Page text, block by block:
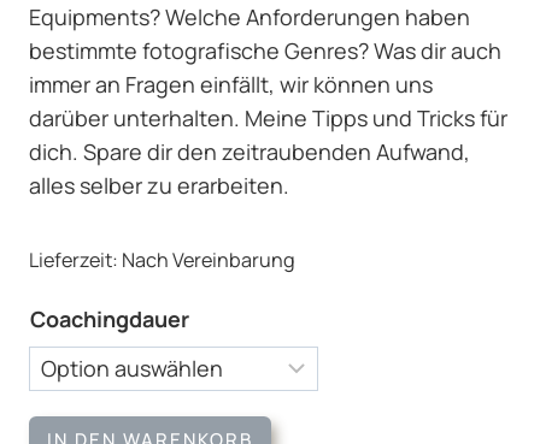
Equipments? Welche Anforderungen haben
bestimmte fotografische Genres? Was dir auch
immer an Fragen einfällt, wir können uns
darüber unterhalten. Meine Tipps und Tricks für
dich. Spare dir den zeitraubenden Aufwand,
alles selber zu erarbeiten.
Lieferzeit: Nach Vereinbarung
Coachingdauer
Infotelefon